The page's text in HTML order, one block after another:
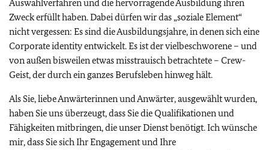
Auswahlverfahren und die hervorragende Ausbildung ihren
Zweck erfüllt haben. Dabei dürfen wir das „soziale Element“
nicht vergessen: Es sind die Ausbildungsjahre, in denen sich eine
Corporate identity entwickelt. Es ist der vielbeschworene – und
von außen bisweilen etwas misstrauisch betrachtete – Crew-
Geist, der durch ein ganzes Berufsleben hinweg hält.
Als Sie, liebe Anwärterinnen und Anwärter, ausgewählt wurden,
haben Sie uns überzeugt, dass Sie die Qualifikationen und
Fähigkeiten mitbringen, die unser Dienst benötigt. Ich wünsche
mir, dass Sie sich Ihr Engagement und Ihre